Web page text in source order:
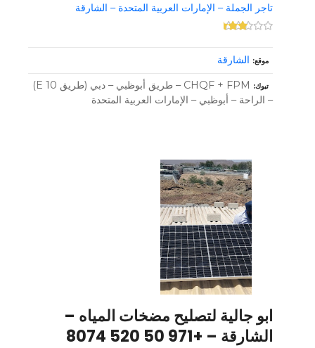
تاجر الجملة – الإمارات العربية المتحدة – الشارقة
موقع الشارقة
تبوك
CHQF + FPM – طريق أبوظبي – دبي (طريق E 10)
– الراحة – أبوظبي – الإمارات العربية المتحدة
ابو جالية لتصليح مضخات المياه –
الشارقة – +971 50 520 8074